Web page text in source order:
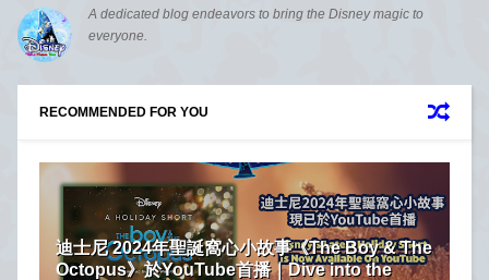
A dedicated blog endeavors to bring the Disney magic to
everyone.
RECOMMENDED FOR YOU
迪士尼 2024年聖誕窩心小故事《The Boy & The
Octopus》於YouTube首播｜Dive into the